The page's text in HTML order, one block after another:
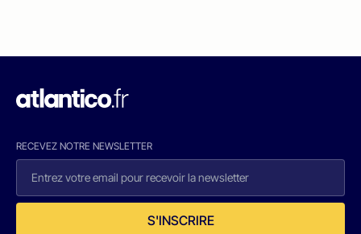
RECEVEZ NOTRE NEWSLETTER
S'INSCRIRE